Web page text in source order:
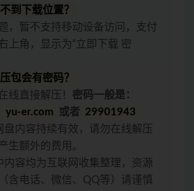
到下载位置？
，暂不支持移动设备访问，支付
上角，显示为“立即下载 密
包会有密码？
线直接解压！ 密码一般是：
yu-er.com 或者 29901943
盘内容持续有效，请勿在线解压
生额外的费用。
内容均为互联网收集整理，资源
含电话、微信、QQ等）请谨慎